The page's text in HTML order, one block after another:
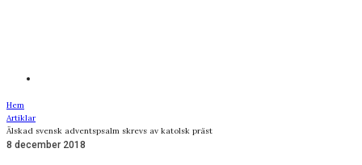
Hem
Artiklar
Älskad svensk adventspsalm skrevs av katolsk präst
8 december 2018